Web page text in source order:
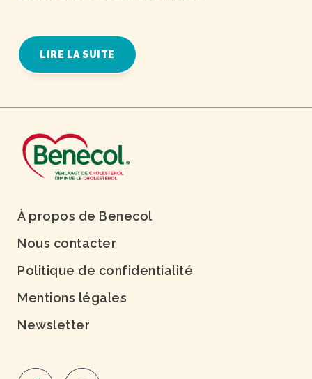
LIRE LA SUITE
À propos de Benecol
Nous contacter
Politique de confidentialité
Mentions légales
Newsletter